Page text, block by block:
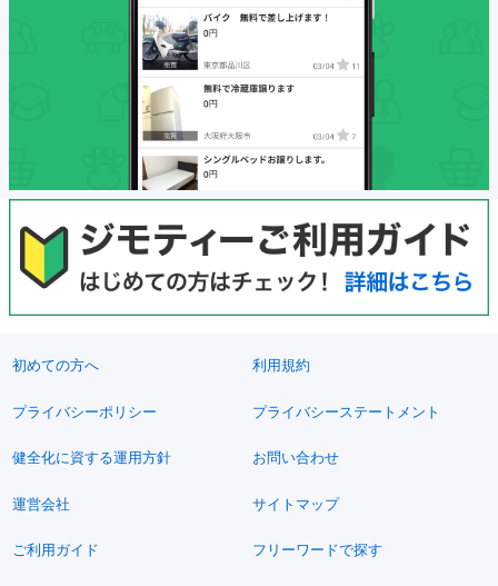
初めての方へ 利用規約
プライバシーポリシー プライバシーステートメント
健全化に資する運用方針 お問い合わせ
運営会社 サイトマップ
ご利用ガイド フリーワードで探す